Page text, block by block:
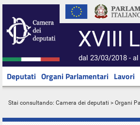
XVIII
dal 23/03/2018 -
Deputati Organi Parlamentari Lavori
Stai consultando: Camera dei deputati > Organi